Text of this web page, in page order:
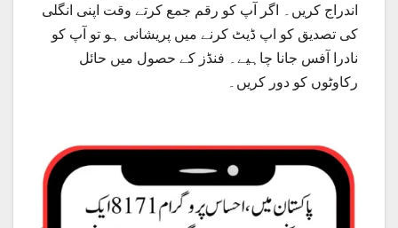
اندراج کریں۔ اگر آپ کو رقم جمع کرتے وقت اپنی انگلی
کی تصدیق کو اپ ڈیٹ کرنے میں پریشانی ہو تو آپ کو
نادرا آفس جانا چاہیے۔ فنڈز کے حصول میں حائل
رکاوٹوں کو دور کریں۔